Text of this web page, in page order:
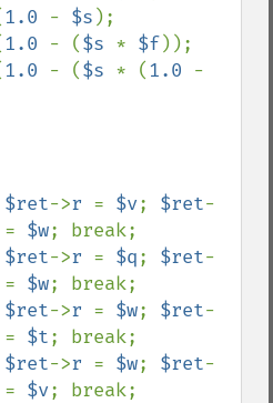
1.0 - $s );
1.0 - ($s * $f));
1.0 - ($s * (1.0
$ret->r = $v; $ret-
= $w; break;
$ret->r = $q; $ret-
= $w; break;
$ret->r = $w; $ret-
= $t; break;
$ret->r = $w; $ret-
= $v; break;